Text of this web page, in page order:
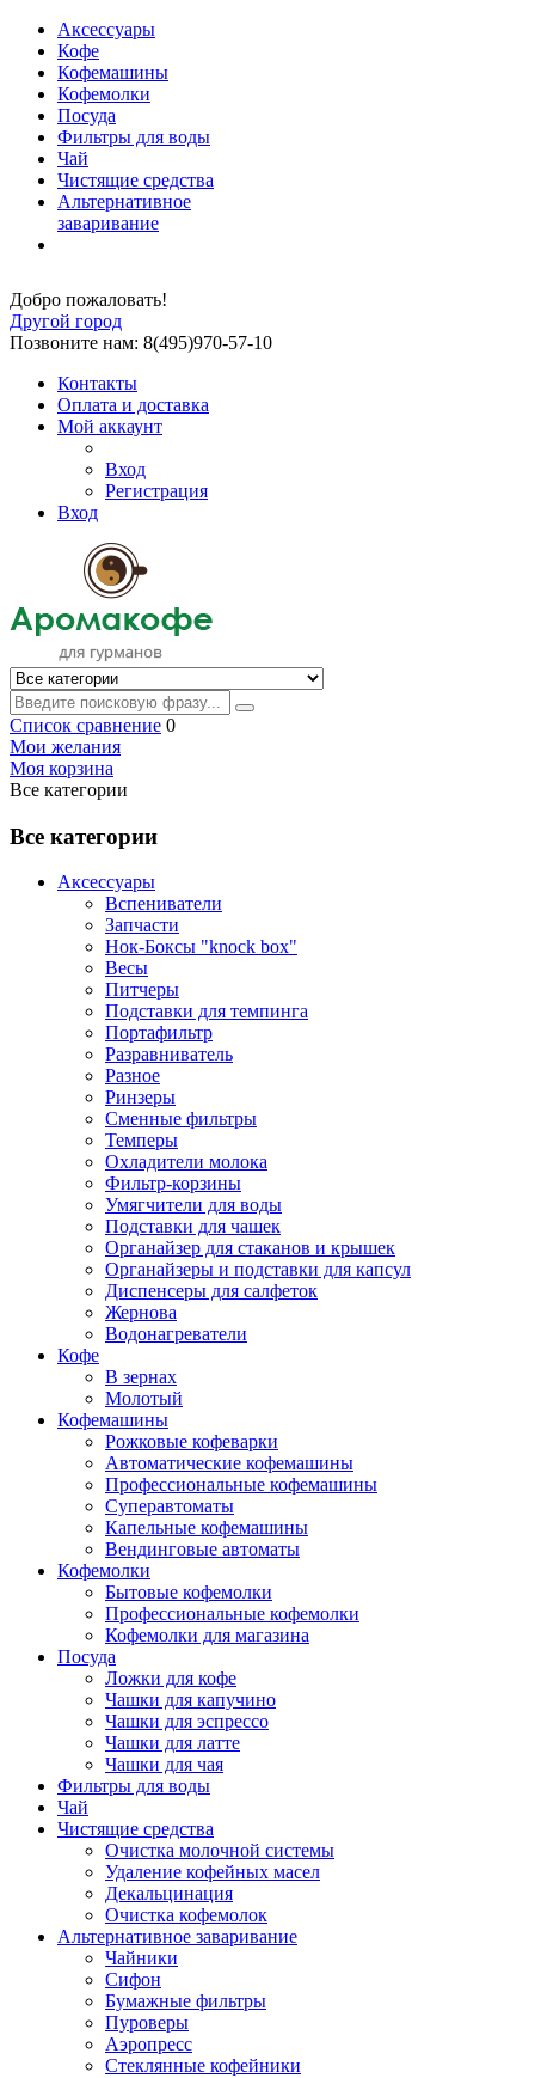
Аксессуары
Кофе
Кофемашины
Кофемолки
Посуда
Фильтры для воды
Чай
Чистящие средства
Альтернативное
заваривание
Добро пожаловать!
Другой город
Позвоните нам: 8(495)970-57-10
Контакты
Оплата и доставка
Мой аккаунт
Вход
Регистрация
Вход
Список сравнение 0
Мои желания
Моя корзина
Все категории
Все категории
Аксессуары
Вспениватели
Запчасти
Нок-Боксы "knock box"
Весы
Питчеры
Подставки для темпинга
Портафильтр
Разравниватель
Разное
Ринзеры
Сменные фильтры
Темперы
Охладители молока
Фильтр-корзины
Умягчители для воды
Подставки для чашек
Органайзер для стаканов и крышек
Органайзеры и подставки для капсул
Диспенсеры для салфеток
Жернова
Водонагреватели
Кофе
В зернах
Молотый
Кофемашины
Рожковые кофеварки
Автоматические кофемашины
Профессиональные кофемашины
Суперавтоматы
Капельные кофемашины
Вендинговые автоматы
Кофемолки
Бытовые кофемолки
Профессиональные кофемолки
Кофемолки для магазина
Посуда
Ложки для кофе
Чашки для капучино
Чашки для эспрессо
Чашки для латте
Чашки для чая
Фильтры для воды
Чай
Чистящие средства
Очистка молочной системы
Удаление кофейных масел
Декальцинация
Очистка кофемолок
Альтернативное заваривание
Чайники
Сифон
Бумажные фильтры
Пуроверы
Аэропресс
Стеклянные кофейники